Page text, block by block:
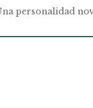
personalidad